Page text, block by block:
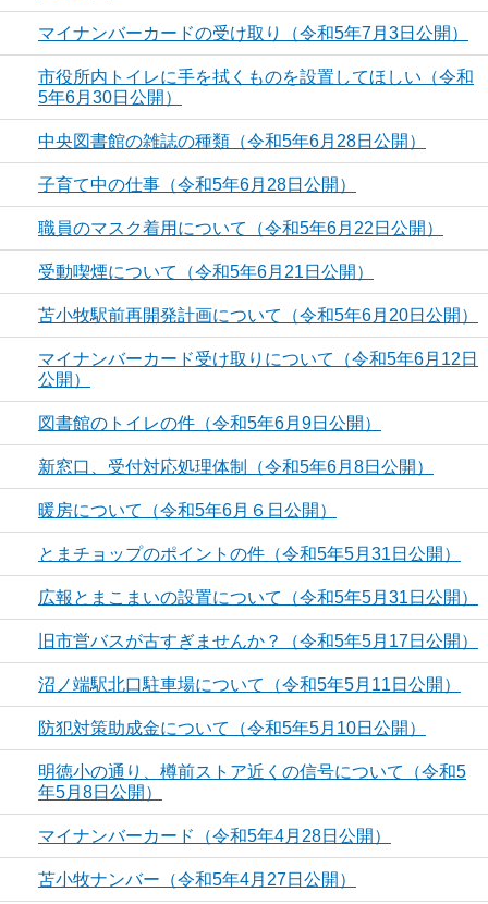
マイナンバーカードの受け取り（令和5年7月3日公開）
市役所内トイレに手を拭くものを設置してほしい（令和
5年6月30日公開）
中央図書館の雑誌の種類（令和5年6月28日公開）
子育て中の仕事（令和5年6月28日公開）
職員のマスク着用について（令和5年6月22日公開）
受動喫煙について（令和5年6月21日公開）
苫小牧駅前再開発計画について（令和5年6月20日公開）
マイナンバーカード受け取りについて（令和5年6月12日
公開）
図書館のトイレの件（令和5年6月9日公開）
新窓口、受付対応処理体制（令和5年6月8日公開）
暖房について（令和5年6月６日公開）
とまチョップのポイントの件（令和5年5月31日公開）
広報とまこまいの設置について（令和5年5月31日公開）
旧市営バスが古すぎませんか？（令和5年5月17日公開）
沼ノ端駅北口駐車場について（令和5年5月11日公開）
防犯対策助成金について（令和5年5月10日公開）
明徳小の通り、樽前ストア近くの信号について（令和5
年5月8日公開）
マイナンバーカード（令和5年4月28日公開）
苫小牧ナンバー（令和5年4月27日公開）